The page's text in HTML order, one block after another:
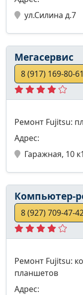
ул.Силина д.7
Мегасервис
8 (917) 169-80-61
Ремонт Fujitsu:
Адрес:
Гаражная, 10 к1
Компьютер-
8 (927) 709-47-
Ремонт Fujitsu:
планшетов
Адрес: